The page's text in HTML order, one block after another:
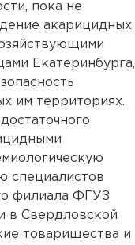
пока не
акарицидных
Екатеринбурга,
им территориях.
специалистов
филиала ФГУЗ
в Свердловской
товарищества и